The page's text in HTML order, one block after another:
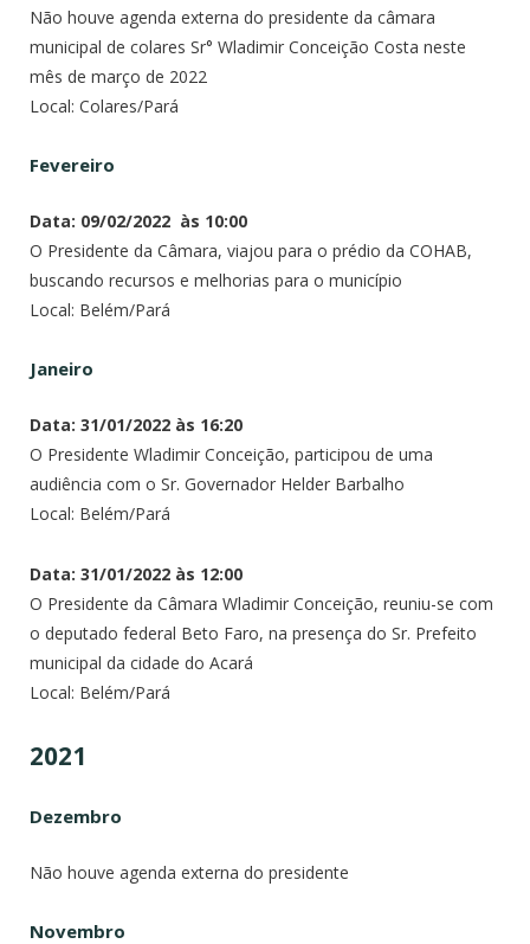
Não houve agenda externa do presidente da câmara
municipal de colares Sr° Wladimir Conceição Costa neste
mês de março de 2022
Local: Colares/Pará
Fevereiro
Data: 09/02/2022 às 10:00
O Presidente da Câmara, viajou para o prédio da COHAB,
buscando recursos e melhorias para o município
Local: Belém/Pará
Janeiro
Data: 31/01/2022 às 16:20
O Presidente Wladimir Conceição, participou de uma
audiência com o Sr. Governador Helder Barbalho
Local: Belém/Pará
Data: 31/01/2022 às 12:00
O Presidente da Câmara Wladimir Conceição, reuniu-se com
o deputado federal Beto Faro, na presença do Sr. Prefeito
municipal da cidade do Acará
Local: Belém/Pará
2021
Dezembro
Não houve agenda externa do presidente
Novembro